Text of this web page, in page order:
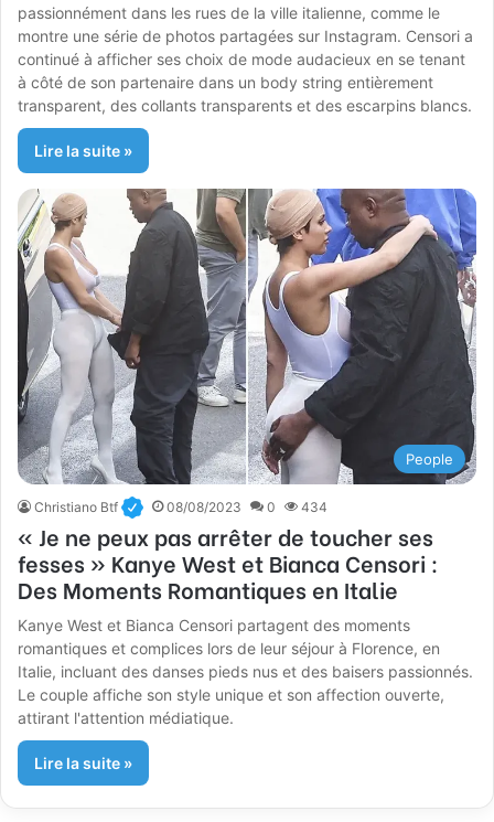
passionnément dans les rues de la ville italienne, comme le
montre une série de photos partagées sur Instagram. Censori a
continué à afficher ses choix de mode audacieux en se tenant
à côté de son partenaire dans un body string entièrement
transparent, des collants transparents et des escarpins blancs.
Lire la suite »
People
Christiano Btf 08/08/2023 0 434
« Je ne peux pas arrêter de toucher ses
fesses » Kanye West et Bianca Censori :
Des Moments Romantiques en Italie
Kanye West et Bianca Censori partagent des moments
romantiques et complices lors de leur séjour à Florence, en
Italie, incluant des danses pieds nus et des baisers passionnés.
Le couple affiche son style unique et son affection ouverte,
attirant l'attention médiatique.
Lire la suite »